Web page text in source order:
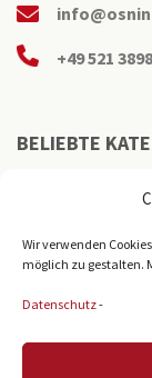
Wir verwenden
möglich zu gestalten.
Datenschutz-
+49 521
BELIEBTE
Büroleuchten
LED Panel